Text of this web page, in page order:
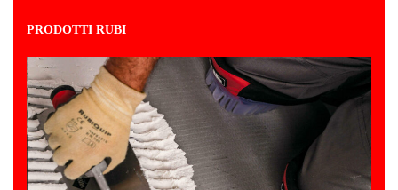
PRODOTTI RUBI